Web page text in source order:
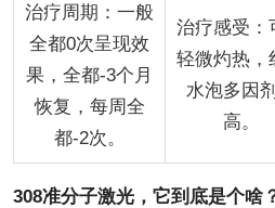
治疗周期：一般
全都0次呈现效
果，全都-3个月
恢复，每周全
都-2次。
治疗感受：
轻微灼热，
水泡多因
高。
308准分子激光，它到底是个啥